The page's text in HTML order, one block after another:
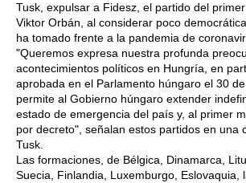
Tusk, expulsar a Fidesz, el partido del
Viktor Orbán, al considerar poco
ha tomado frente a la pandemia de
"Queremos expresa nuestra profunda
acontecimientos políticos en Hungría, en
aprobada en el Parlamento húngaro el 30
permite al Gobierno húngaro extender
estado de emergencia del país y, al primer
por decreto", señalan estos partidos en una
Tusk.
Las formaciones, de Bélgica, Dinamarca,
Suecia, Finlandia, Luxemburgo, Eslovaquia,